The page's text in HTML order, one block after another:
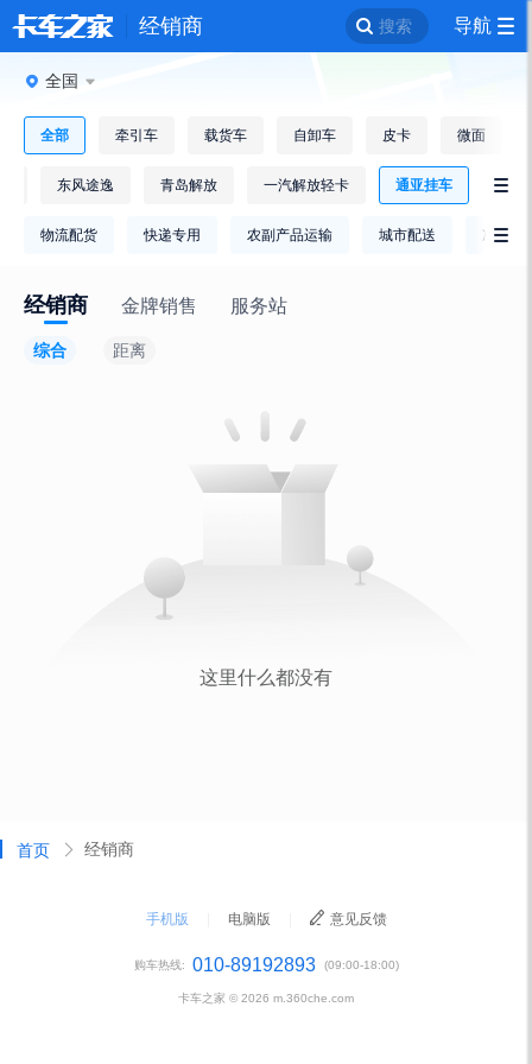
经销商 搜索 导航
全国
全部 牵引车 载货车 自卸车 皮卡 微面
东风途逸 青岛解放 一汽解放轻卡 通亚挂车 
物流配货 快递专用 农副产品运输 城市配送 冷链运

经销商 金牌销售 服务站
综合 距离
首页 经销商
手机版 电脑版 意见反馈
购车热线: 010-89192893 (09:00-18:00)
卡车之家 © 2026 m.360che.com